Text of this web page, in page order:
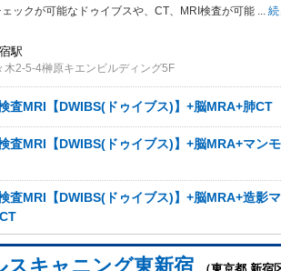
ックが可能なドゥイブスや、CT、MRI検査が可能 ...
駅
木2-5-4榊原キエンビルディング5F
査MRI【DWIBS(ドゥイブス)】+脳MRA+肺CT
査MRI【DWIBS(ドゥイブス)】+脳MRA+マン
査MRI【DWIBS(ドゥイブス)】+脳MRA+造影
スキャニング東新宿